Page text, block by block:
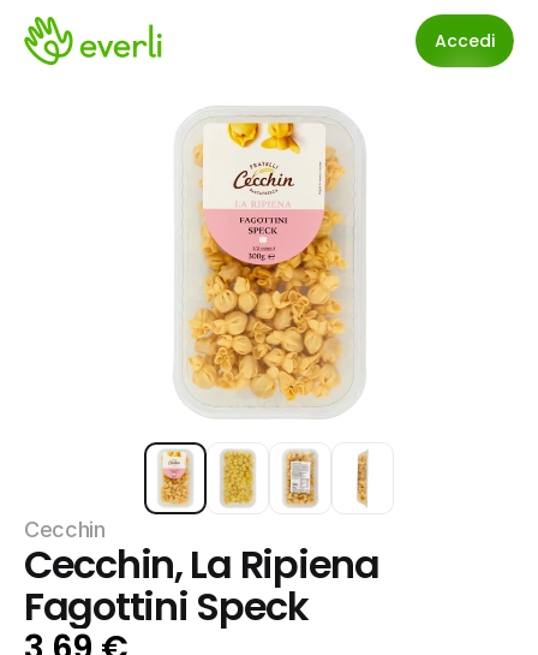
Accedi
Cecchin
Cecchin, La Ripiena
Fagottini Speck